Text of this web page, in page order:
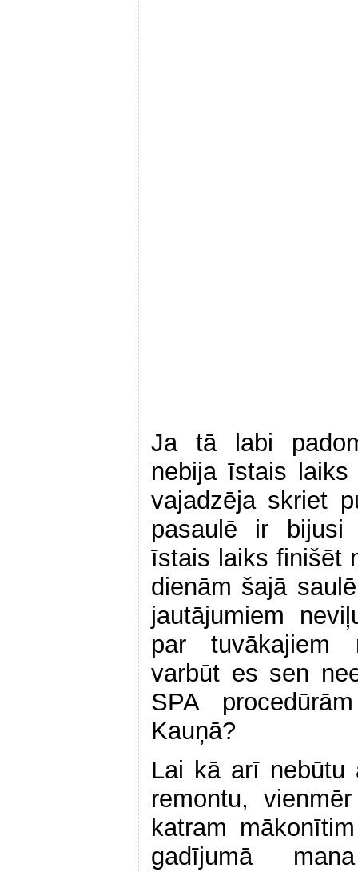
Ja tā labi
nebija īstais
vajadzēja skriet
pasaulē ir bijusi
īstais laiks finišēt
dienām šajā
jautājumiem
par tuvākajiem
varbūt es sen
SPA
Kauņā?
Lai kā arī nebūtu
remontu,
katram
gadījumā